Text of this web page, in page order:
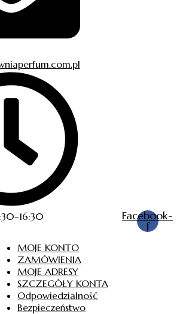
Facebook-
f
MOJE KONTO
ZAMÓWIENIA
MOJE ADRESY
SZCZEGÓŁY KONTA
Odpowiedzialność
Bezpieczeństwo